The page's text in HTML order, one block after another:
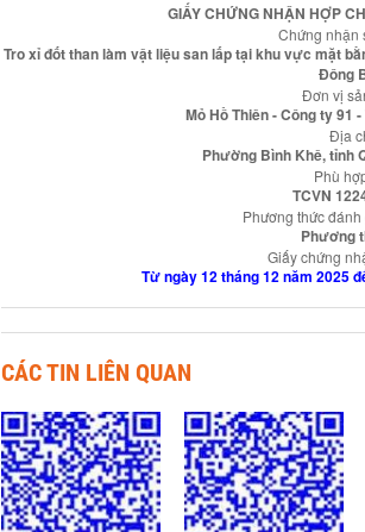
GIẤY CHỨNG NHẬN HỢP
Chứng nhận
Tro xỉ đốt than làm vật liệu san lấp tại khu vực mặt
Đông
Đơn vị
Mỏ Hồ Thiên - Công ty 91
Địa
Phường Bình Khê, tỉnh
Phù
TCVN
Phương thức
Phương
Giấy chứng
Từ ngày 12 tháng 12 năm 2025
CÁC TIN LIÊN QUAN